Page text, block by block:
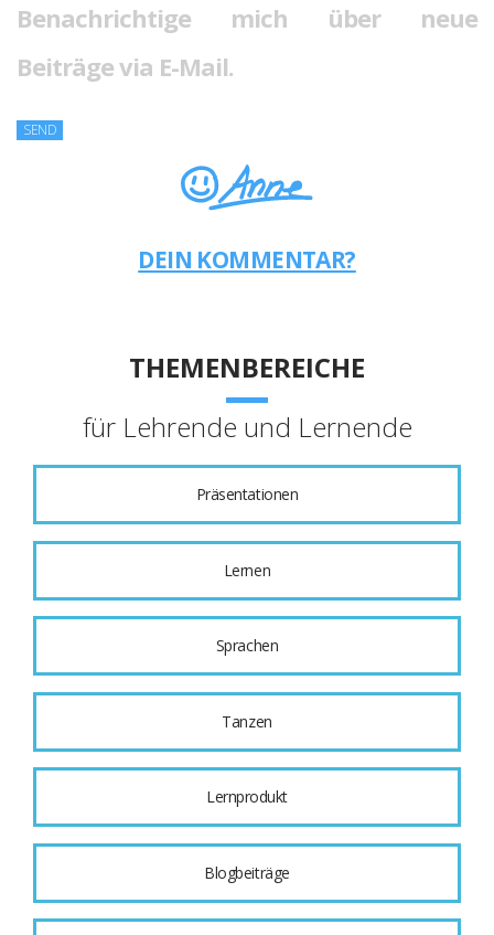
Benachrichtige mich über neue
Beiträge via E-Mail.
DEIN KOMMENTAR?
THEMENBEREICHE
für Lehrende und Lernende
Präsentationen
Lernen
Sprachen
Tanzen
Lernprodukt
Blogbeiträge